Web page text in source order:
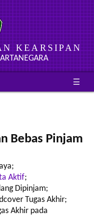
KEARSIPAN
☰
Bebas Pinjam
Aktif;
Dipinjam;
Tugas Akhir;
Akhir pada